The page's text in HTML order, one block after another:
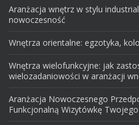
Aranżacja wnętrz w stylu
nowoczesność
Wnętrza orientalne: egzotyka,
Wnętrza wielofunkcyjne: jak
wielozadaniowości w aranżacji
Aranżacja Nowoczesnego
Funkcjonalną Wizytówkę